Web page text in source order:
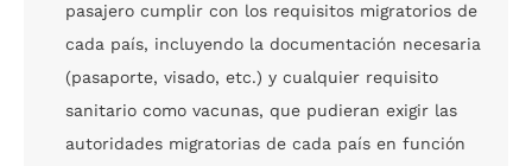
pasajero cumplir con los requisitos migratorios de
cada país, incluyendo la documentación necesaria
(pasaporte, visado, etc.) y cualquier requisito
sanitario como vacunas, que pudieran exigir las
autoridades migratorias de cada país en función